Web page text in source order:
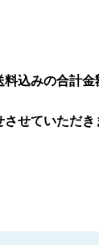
込みの合計
せていただき